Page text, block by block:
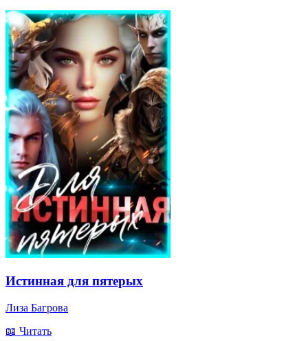
Истинная для пятерых
Лиза Багрова
📖 Читать